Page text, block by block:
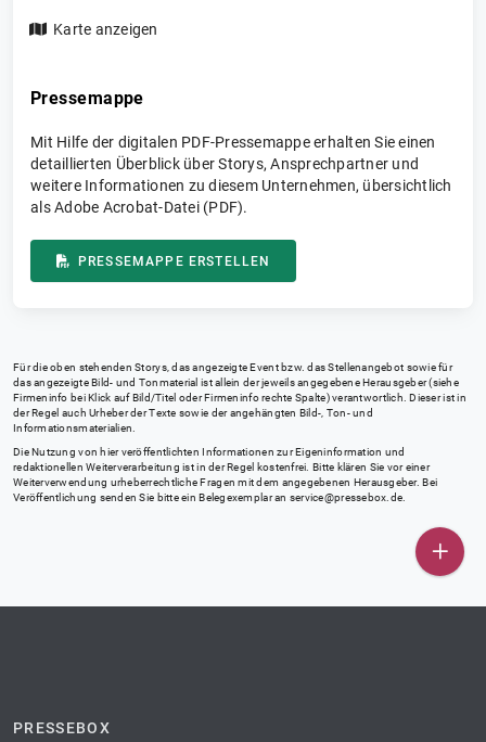
Karte anzeigen
Pressemappe
Mit Hilfe der digitalen PDF-Pressemappe erhalten Sie einen
detaillierten Überblick über Storys, Ansprechpartner und
weitere Informationen zu diesem Unternehmen, übersichtlich
als Adobe Acrobat-Datei (PDF).
PRESSEMAPPE ERSTELLEN
Für die oben stehenden Storys, das angezeigte Event bzw. das Stellenangebot sowie für
das angezeigte Bild- und Tonmaterial ist allein der jeweils angegebene Herausgeber (siehe
Firmeninfo bei Klick auf Bild/Titel oder Firmeninfo rechte Spalte) verantwortlich. Dieser ist in
der Regel auch Urheber der Texte sowie der angehängten Bild-, Ton- und
Informationsmaterialien.
Die Nutzung von hier veröffentlichten Informationen zur Eigeninformation und
redaktionellen Weiterverarbeitung ist in der Regel kostenfrei. Bitte klären Sie vor einer
Weiterverwendung urheberrechtliche Fragen mit dem angegebenen Herausgeber. Bei
Veröffentlichung senden Sie bitte ein Belegexemplar an service@pressebox.de
PRESSEBOX